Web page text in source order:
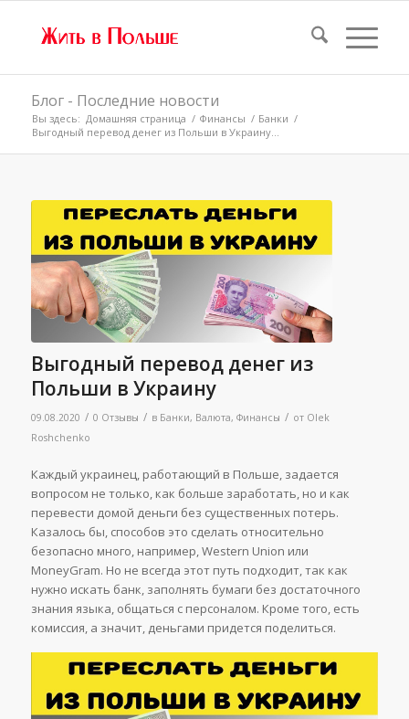
Блог - Последние новости
Вы здесь: Домашняя страница / Финансы / Банки /
Выгодный перевод денег из Польши в Украину...
Выгодный перевод денег из
Польши в Украину
09.08.2020 / 0 Отзывы / в Банки, Валюта, Финансы / от Olek
Roshchenko
Каждый украинец, работающий в Польше, задается
вопросом не только, как больше заработать, но и как
перевести домой деньги без существенных потерь.
Казалось бы, способов это сделать относительно
безопасно много, например, Western Union или
MoneyGram. Но не всегда этот путь подходит, так как
нужно искать банк, заполнять бумаги без достаточного
знания языка, общаться с персоналом. Кроме того, есть
комиссия, а значит, деньгами придется поделиться.